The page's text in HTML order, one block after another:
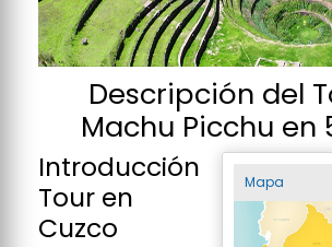
Descripción del
Machu Picchu en
Mapa
Introducción
Tour en
Cuzco